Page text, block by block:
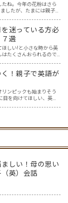
ね。今年の花粉はさら
したが、たまには親子で
迷っている方必
７選
ほしい!と小さな時から英
はたくさんおられるので
！親子で英語が
ンピックも始まりそう
目を向けてほしい、英語
しい！母の思い
英）会話